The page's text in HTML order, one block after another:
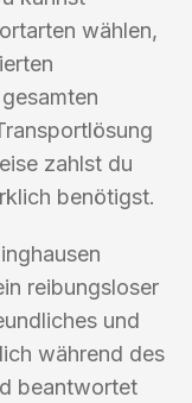
wählen,
zahlst du
benötigst.
reibungsloser
und
während des
beantwortet